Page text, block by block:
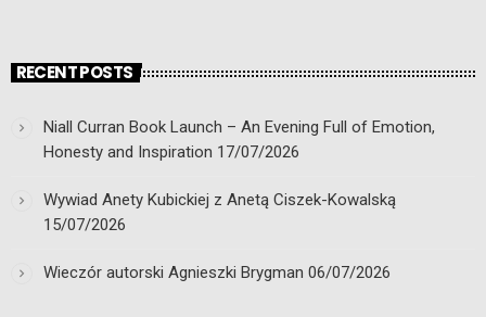
RECENT POSTS
Niall Curran Book Launch – An Evening Full of Emotion,
Honesty and Inspiration 17/07/2026
Wywiad Anety Kubickiej z Anetą Ciszek-Kowalską
15/07/2026
Wieczór autorski Agnieszki Brygman 06/07/2026